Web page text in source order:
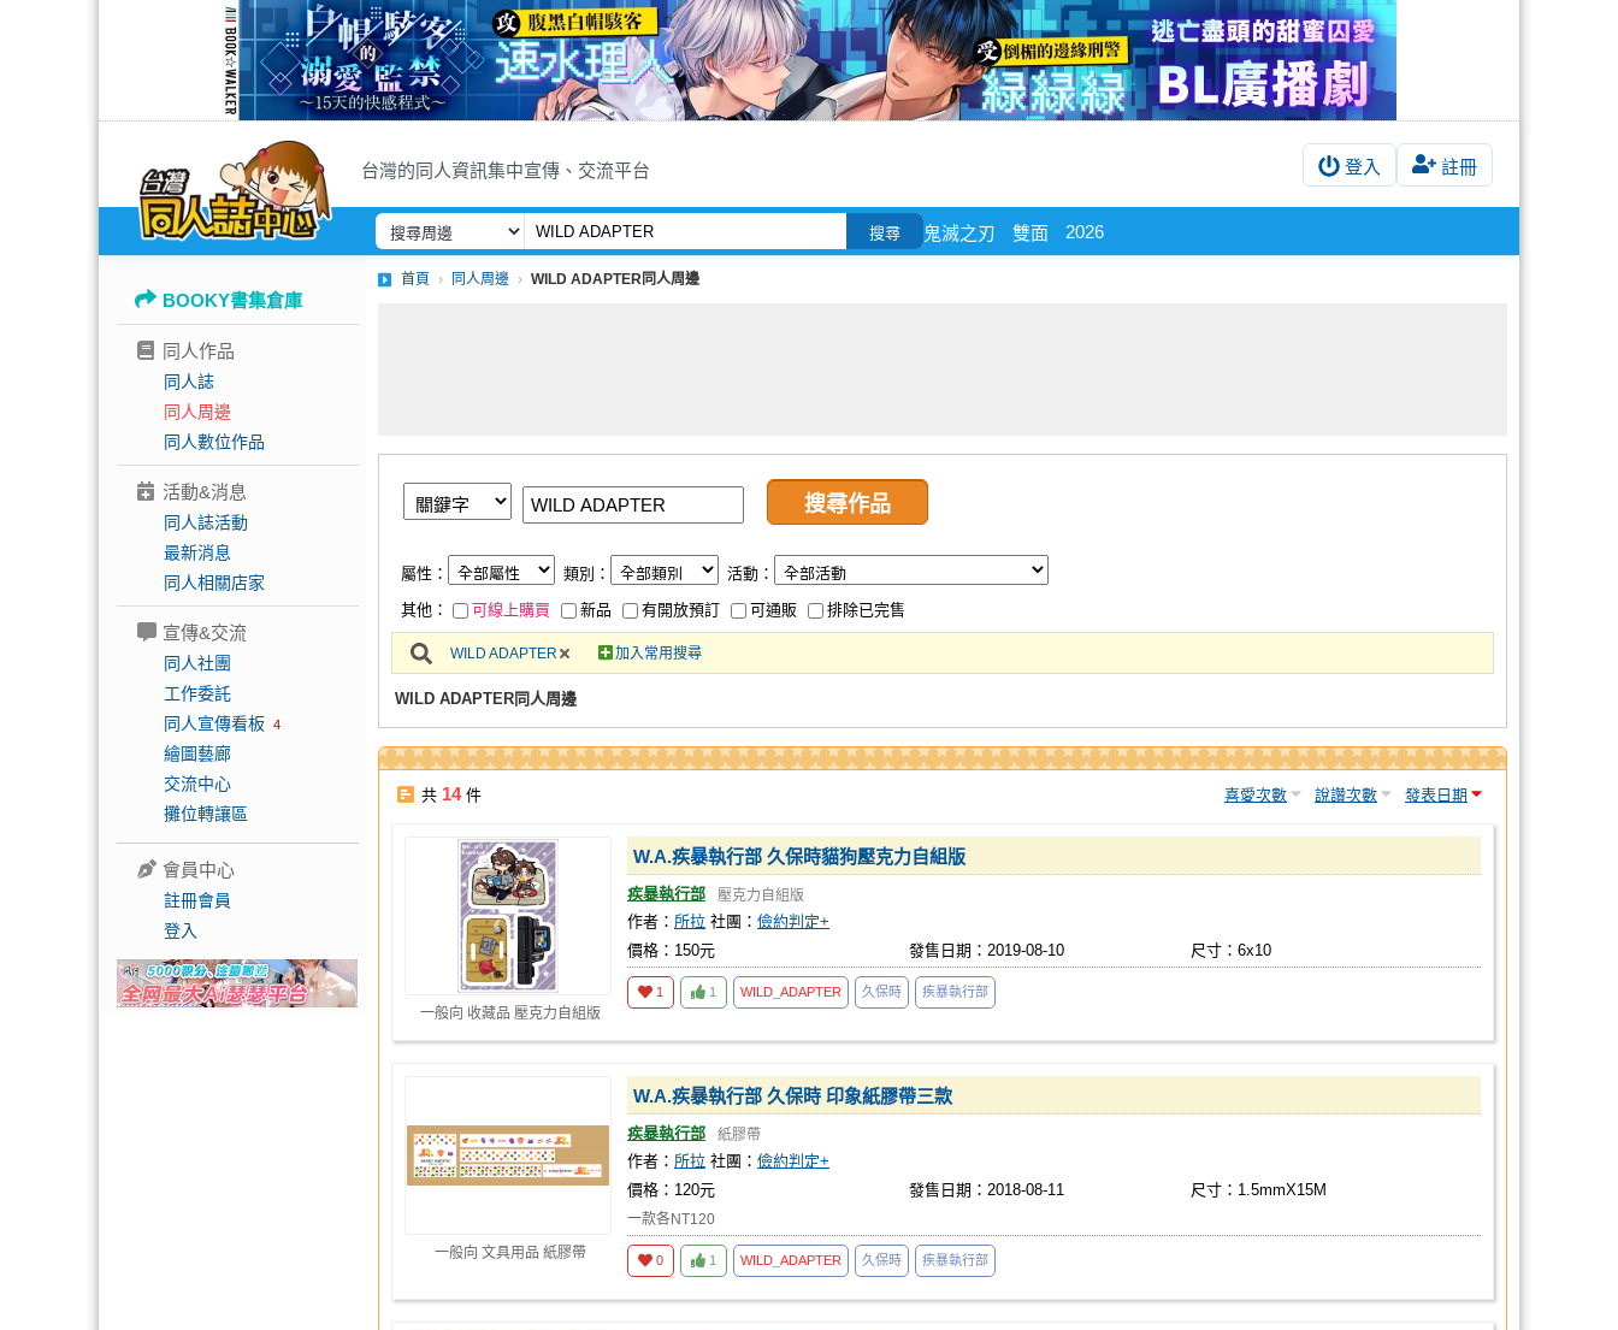
台灣的同人資訊集中宣傳、交流平台 登入 註冊
搜尋 鬼滅之刃 雙面 2026
BOOKY書集倉庫
同人作品
同人誌
同人周邊
同人數位作品
活動&消息
同人誌活動
最新消息
同人相關店家
宣傳&交流
同人社團
工作委託
同人宣傳看板 4
繪圖藝廊
交流中心
攤位轉讓區
會員中心
註冊會員
登入
首頁 同人周邊 WILD ADAPTER同人周邊
屬性： 類別：
活動：
其他：
可線上購買 新品 有開放預訂 可通販 排除已完售
WILD ADAPTER 加入常用搜尋
WILD ADAPTER同人周邊
共 14件 喜愛次數 說讚次數 發表日期
一般向 收藏品 壓克力自組版
W.A.疾暴執行部 久保時貓狗壓克力自組版
疾暴執行部 壓克力自組版
作者： 所拉 社團： 儉約判定+
價格：150元
發售日期：2019-08-10 尺寸：6x10
1 1 WILD ADAPTER 久保時 疾暴執行部
一般向 文具用品 紙膠帶
W.A.疾暴執行部 久保時 印象紙膠帶三款
疾暴執行部 紙膠帶
作者： 所拉 社團： 儉約判定+
價格：120元
發售日期：2018-08-11 尺寸：1.5mmX15M
一款各NT120
0 1 WILD ADAPTER 久保時 疾暴執行部